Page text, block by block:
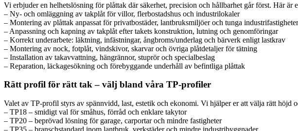
Vi erbjuder en helhetslösning för plåttak där säkerhet, precision och hållbarhet går först. Här är
– Ny- och omläggning av takplåt för villor, flerbostadshus och industrilokaler
– Montering av plåttak anpassat för privatbostäder, lantbruksmiljöer och tunga industrifastigheter
– Anpassning och kapning av takplåt efter takets konstruktion, lutning och genomföringar
– Korrekt underarbete: läktning, infästningar, ångbroms/underlag och bärverk enligt lastkrav
– Montering av nock, fotplåt, vindskivor, skarvar och övriga plåtdetaljer för tätning
– Installation av takavvattning, hängrännor, stuprör och specialbeslag
– Reparation, läckagesökning och förebyggande underhåll av befintliga plåttak
Rätt profil för rätt tak – välj bland våra TP-profiler
Valet av TP-profil styrs av spännvidd, last, estetik och ekonomi. Vi hjälper er att välja rätt höjd
– TP18 – smidigt val för småhus, förråd och enklare takytor
– TP20 – beprövad lösning för garage, carportar och mindre fastigheter
– TP35 – branschstandard inom lantbruk, verkstäder och mindre industribyggnader